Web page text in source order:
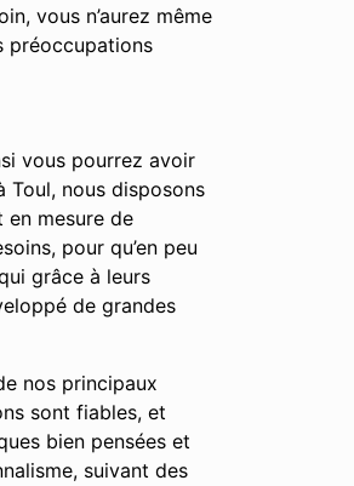
vous n’aurez même
préoccupations
vous pourrez avoir
Toul, nous disposons
en mesure de
pour qu’en peu
grâce à leurs
de grandes
nos principaux
sont fiables, et
bien pensées et
suivant des